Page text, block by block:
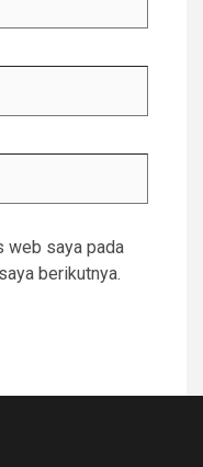
web saya pada
berikutnya.